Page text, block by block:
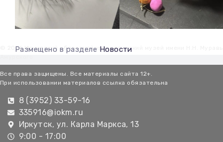
Размещено в разделе Новости
© 2026 Иркутский областной краеведческий музей имени Н.Н.
Все права защищены. Все материалы сайта 12+.
При использовании материалов ссылка обязательна
8 (3952) 33-59-16
335916@iokm.ru
Иркутск, ул. Карла Маркса, 13
9:00 - 17:00